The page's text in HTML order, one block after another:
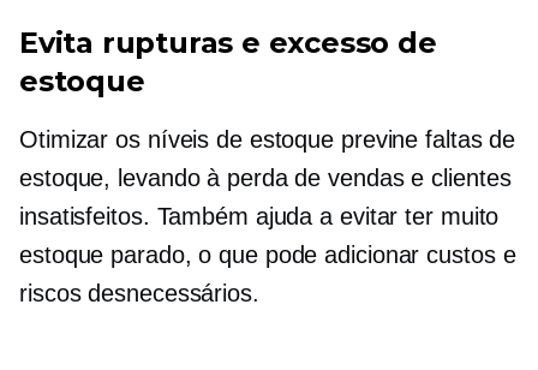
Evita rupturas e excesso de
estoque
Otimizar os níveis de estoque previne faltas de
estoque, levando à perda de vendas e clientes
insatisfeitos. Também ajuda a evitar ter muito
estoque parado, o que pode adicionar custos e
riscos desnecessários.